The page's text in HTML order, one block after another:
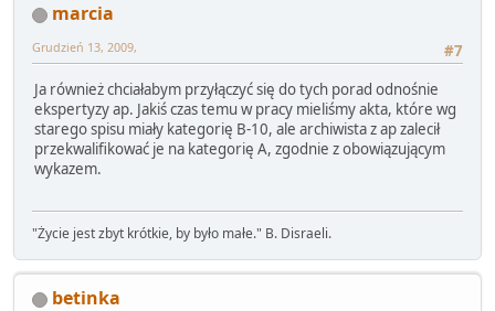
marcia
#7
Grudzień 13, 2009,
Ja również chciałabym przyłączyć się do tych porad odnośnie
ekspertyzy ap. Jakiś czas temu w pracy mieliśmy akta, które wg
starego spisu miały kategorię B-10, ale archiwista z ap zalecił
przekwalifikować je na kategorię A, zgodnie z obowiązującym
wykazem.
"Życie jest zbyt krótkie, by było małe." B. Disraeli.
betinka